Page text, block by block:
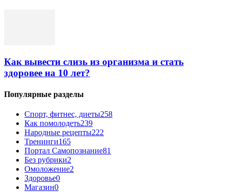
Как вывести слизь из организма и стать
здоровее на 10 лет?
Популярные разделы
Спорт, фитнес, диеты258
Как помолодеть239
Народные рецепты222
Тренинги165
Портал Самопознание81
Без рубрики2
Омоложение2
Здоровье0
Магазин0